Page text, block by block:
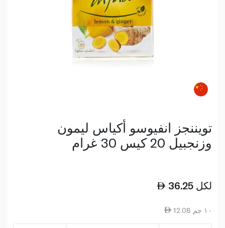
تويننجز انفيوسو أكياس ليمون
وزنجبيل 20 كيس 30 غرام
36.25 لكل
12.08 ١٠ جم